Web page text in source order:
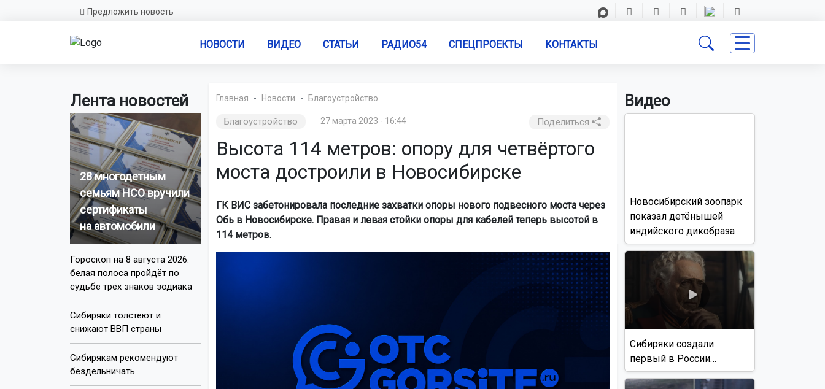
Предложить новость
НОВОСТИ ВИДЕО СТАТЬИ РАДИО54 СПЕЦПРОЕКТЫ КОНТАКТЫ
Лента новостей
28 многодетным
семьям НСО вручили
сертификаты
на автомобили
Гороскоп на 8 августа 2026:
белая полоса пройдёт по
судьбе трёх знаков зодиака
Сибиряки толстеют и
снижают ВВП страны
Сибирякам рекомендуют
бездельничать
Главная Новости Благоустройство
Благоустройство 27 марта 2023 - 16:44 Поделиться
Высота 114 метров: опору для четвёртого
моста достроили в Новосибирске
ГК ВИС забетонировала последние захватки опоры нового подвесного моста через
Обь в Новосибирске. Правая и левая стойки опоры для кабелей теперь высотой в
114 метров.
Видео
Новосибирский зоопарк
показал детёнышей
индийского дикобраза
Сибиряки создали
первый в России
документальный фильм